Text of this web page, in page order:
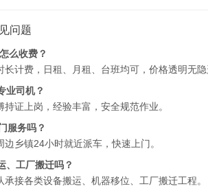
问题
么收费？
计费，日租、月租、台班均可，价格透明无隐
业司机？
证上岗，经验丰富，安全规范作业。
服务吗？
乡镇24小时就近派车，快速上门。
、工厂搬迁吗？
接各类设备搬运、机器移位、工厂搬迁工程。